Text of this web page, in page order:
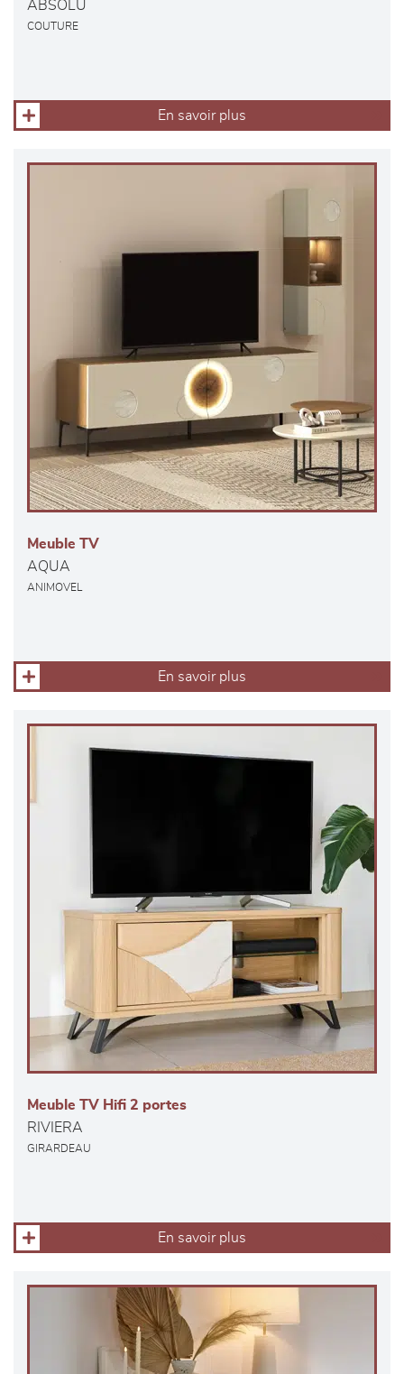
ABSOLU
COUTURE
En savoir plus
Meuble TV
AQUA
ANIMOVEL
En savoir plus
Meuble TV Hifi 2 portes
RIVIERA
GIRARDEAU
En savoir plus